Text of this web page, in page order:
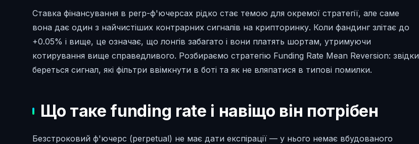
Ставка фінансування в perp-ф'ючерсах рідко стає темою для окремої стратегії, але саме
вона дає один з найчистіших контрарних сигналів на крипторинку. Коли фандинг злітає до
+0.05% і вище, це означає, що лонгів забагато і вони платять шортам, утримуючи
котирування вище справедливого. Розбираємо стратегію Funding Rate Mean Reversion: звідки
береться сигнал, які фільтри ввімкнути в боті та як не вляпатися в типові помилки.
Що таке funding rate і навіщо він потрібен
Безстроковий ф'ючерс (perpetual) не має дати експірації — у нього немає вбудованого